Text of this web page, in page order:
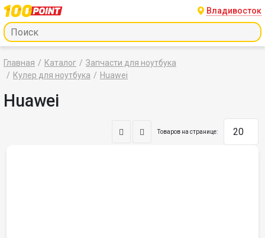
Владивосток
Главная Каталог
Запчасти для ноутбука
Кулер для ноутбука
Huawei
Huawei
Товаров на странице: